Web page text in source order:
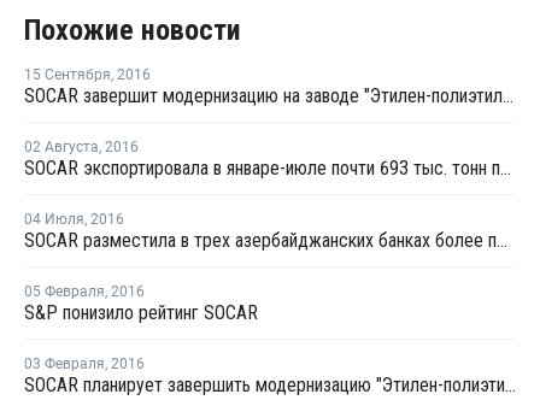
Похожие новости
15 Сентября, 2016
SOCAR завершит модернизацию на заводе "Этилен-полиэтилен" к 2018 году
02 Августа, 2016
SOCAR экспортировала в январе-июле почти 693 тыс. тонн продукции нефтепереработки и нефтехимии
04 Июля, 2016
SOCAR разместила в трех азербайджанских банках более полмиллиарда манатов
05 Февраля, 2016
S&P понизило рейтинг SOCAR
03 Февраля, 2016
SOCAR планирует завершить модернизацию "Этилен-полиэтилена" к 2021 году